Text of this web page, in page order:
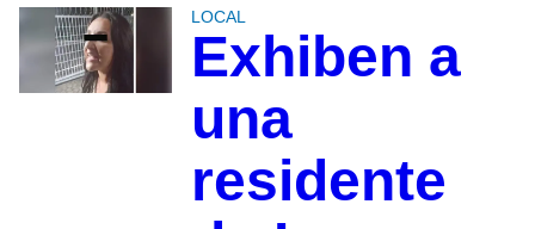
LOCAL
Exhiben a
una
residente